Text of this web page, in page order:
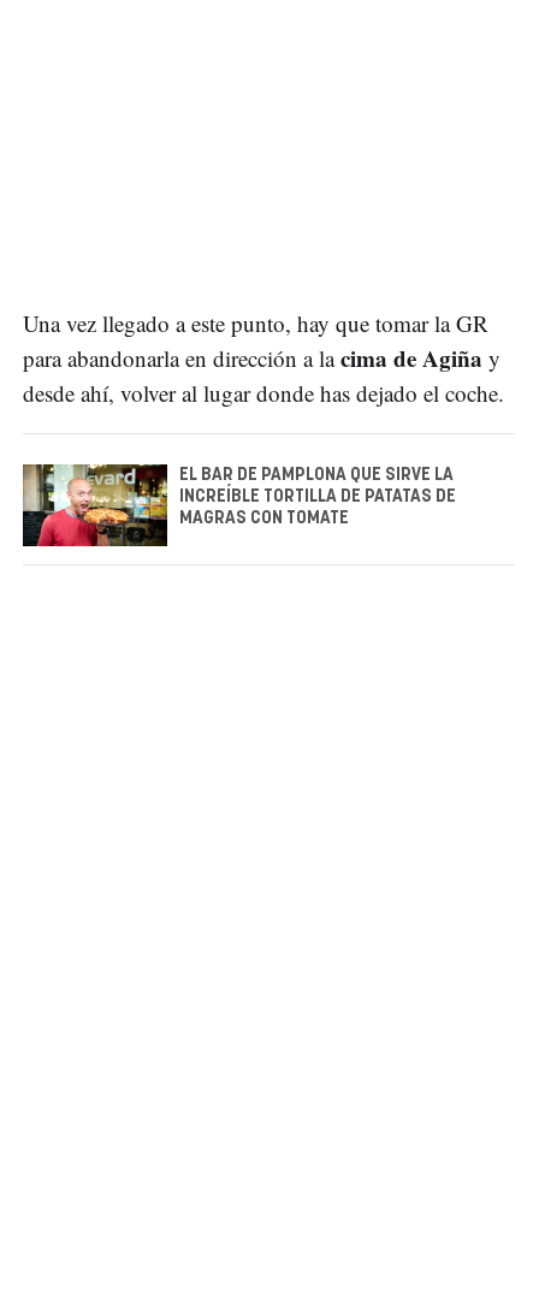
Una vez llegado a este punto, hay que tomar la GR
para abandonarla en dirección a lacima de Agiña y
desde ahí, volver al lugar donde has dejado el coche.
EL BAR DE PAMPLONA QUE SIRVE LA
INCREÍBLE TORTILLA DE PATATAS DE
MAGRAS CON TOMATE